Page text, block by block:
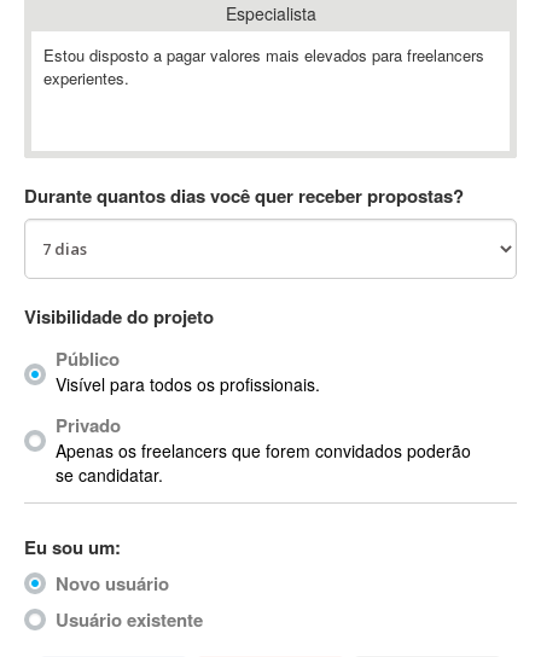
Ableton Push
Abstract
AC3
ACID Pro
ACPI
Acrobat
Acrobat X
Acronis
ACT
Actimize
ActionScript
ActionScript 3
Especialista
Estou disposto a pagar valores mais elevados para freelancers
experientes.
Durante quantos dias você quer receber propostas?
Visibilidade do projeto
Público
Visível para todos os profissionais.
Privado
Apenas os freelancers que forem convidados poderão
se candidatar.
Eu sou um:
Novo usuário
Usuário existente